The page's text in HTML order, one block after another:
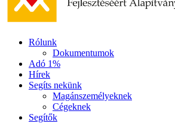
Rólunk
Dokumentumok
Adó 1%
Hírek
Segíts nekünk
Magánszemélyeknek
Cégeknek
Segítők